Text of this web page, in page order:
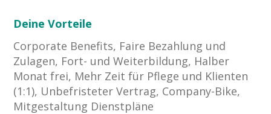
Deine Vorteile
Corporate Benefits, Faire Bezahlung und
Zulagen, Fort- und Weiterbildung, Halber
Monat frei, Mehr Zeit für Pflege und Klienten
(1:1), Unbefristeter Vertrag, Company-Bike,
Mitgestaltung Dienstpläne